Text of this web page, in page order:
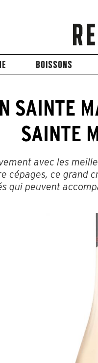
BOISSONS
SAINTE
SAINTE
avec les
cépages, ce grand
qui peuvent